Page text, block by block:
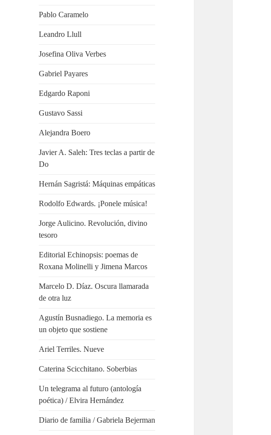
Pablo Caramelo
Leandro Llull
Josefina Oliva Verbes
Gabriel Payares
Edgardo Raponi
Gustavo Sassi
Alejandra Boero
Javier A. Saleh: Tres teclas a partir de
Do
Hernán Sagristá: Máquinas empáticas
Rodolfo Edwards. ¡Ponele música!
Jorge Aulicino. Revolución, divino
tesoro
Editorial Echinopsis: poemas de
Roxana Molinelli y Jimena Marcos
Marcelo D. Díaz. Oscura llamarada
de otra luz
Agustín Busnadiego. La memoria es
un objeto que sostiene
Ariel Terriles. Nueve
Caterina Scicchitano. Soberbias
Un telegrama al futuro (antología
poética) / Elvira Hernández
Diario de familia / Gabriela Bejerman